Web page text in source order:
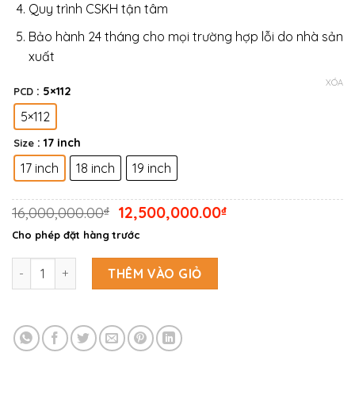
Quy trình CSKH tận tâm
Bảo hành 24 tháng cho mọi trường hợp lỗi do nhà sản
xuất
PCD : 5×112
5×112
Size : 17 inch
17 inch 18 inch 19 inch
XÓA
16,000,000.00₫ Giá
gốc
là:
16,000,000.00₫.
12,500,000.00₫Giá
Cho phép đặt hàng trước
Bộ 04 lazang ô tô 17,18,19 INCH PCD 5x112 mẫu LZ83 số lượng
THÊM VÀO GIỎ